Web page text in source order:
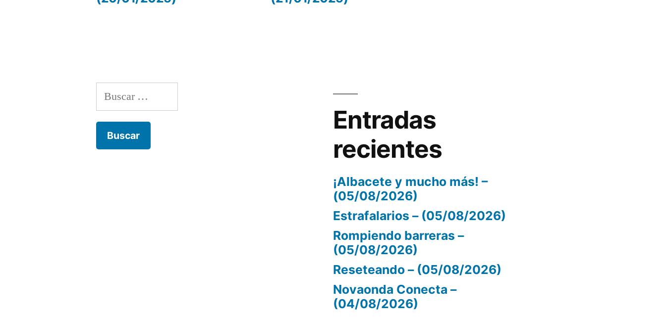
Buscar:
Entradas
recientes
¡Albacete y mucho más! –
(05/08/2026)
Estrafalarios – (05/08/2026)
Rompiendo barreras –
(05/08/2026)
Reseteando – (05/08/2026)
Novaonda Conecta –
(04/08/2026)